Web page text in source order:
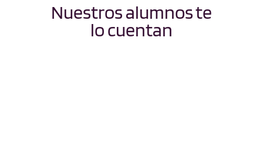
Nuestros alumnos te
lo cuentan